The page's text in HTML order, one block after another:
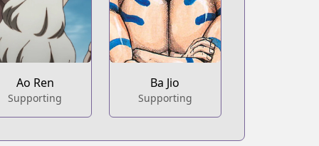
Ao Ren
Supporting
Ba Jio
Supporting